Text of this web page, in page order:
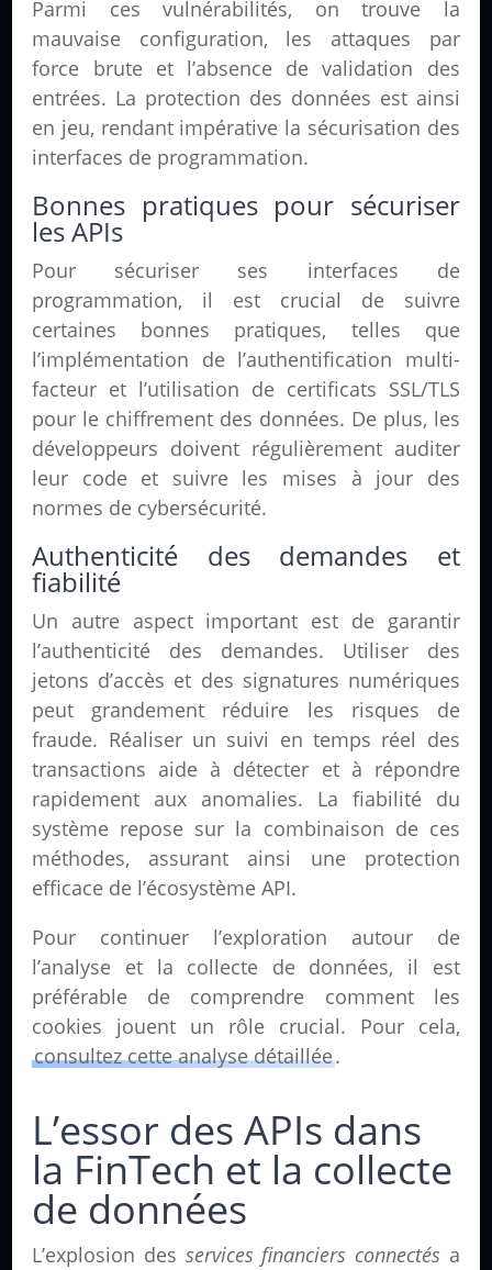
Parmi ces vulnérabilités, on trouve la
mauvaise configuration, les attaques par
force brute et l’absence de validation des
entrées. La protection des données est ainsi
en jeu, rendant impérative la sécurisation des
interfaces de programmation.
Bonnes pratiques pour sécuriser
les APIs
Pour sécuriser ses interfaces de
programmation, il est crucial de suivre
certaines bonnes pratiques, telles que
l’implémentation de l’authentification multi-
facteur et l’utilisation de certificats SSL/TLS
pour le chiffrement des données. De plus, les
développeurs doivent régulièrement auditer
leur code et suivre les mises à jour des
normes de cybersécurité.
Authenticité des demandes et
fiabilité
Un autre aspect important est de garantir
l’authenticité des demandes. Utiliser des
jetons d’accès et des signatures numériques
peut grandement réduire les risques de
fraude. Réaliser un suivi en temps réel des
transactions aide à détecter et à répondre
rapidement aux anomalies. La fiabilité du
système repose sur la combinaison de ces
méthodes, assurant ainsi une protection
efficace de l’écosystème API.
Pour continuer l’exploration autour de
l’analyse et la collecte de données, il est
préférable de comprendre comment les
cookies jouent un rôle crucial. Pour cela,
consultez cette analyse détaillée.
L’essor des APIs dans
la FinTech et la collecte
de données
L’explosion des services financiers connectés a